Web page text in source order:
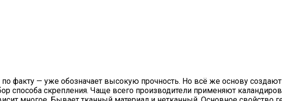
по факту — уже обозначает высокую прочность. Но всё же основу
способа скрепления. Чаще всего производители применяют